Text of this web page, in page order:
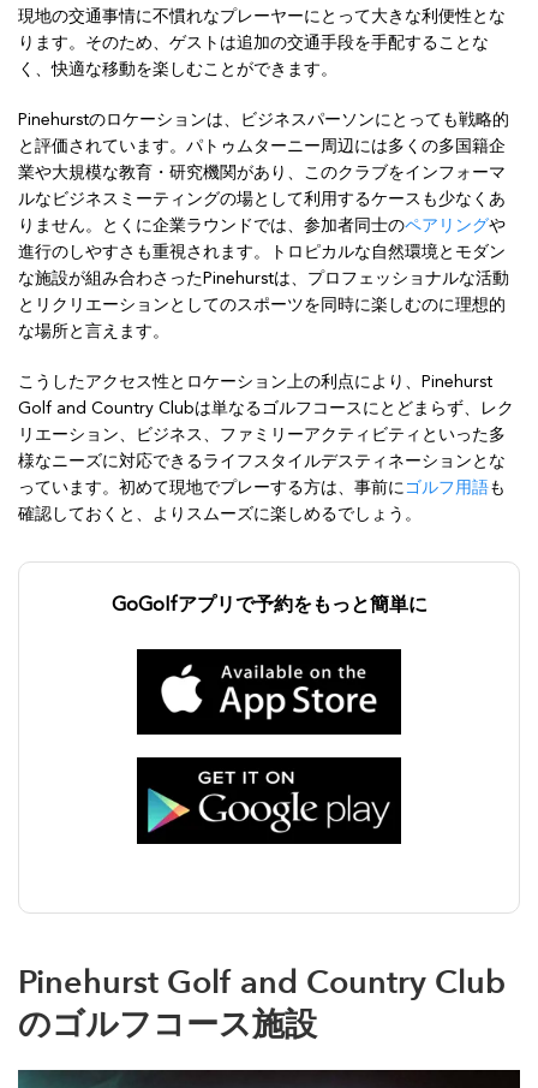
現地の交通事情に不慣れなプレーヤーにとって大きな利便性とな
ります。そのため、ゲストは追加の交通手段を手配することな
く、快適な移動を楽しむことができます。
Pinehurstのロケーションは、ビジネスパーソンにとっても戦略的
と評価されています。パトゥムターニー周辺には多くの多国籍企
業や大規模な教育・研究機関があり、このクラブをインフォーマ
ルなビジネスミーティングの場として利用するケースも少なくあ
りません。とくに企業ラウンドでは、参加者同士のペアリングや
進行のしやすさも重視されます。トロピカルな自然環境とモダン
な施設が組み合わさったPinehurstは、プロフェッショナルな活動
とリクリエーションとしてのスポーツを同時に楽しむのに理想的
な場所と言えます。
こうしたアクセス性とロケーション上の利点により、Pinehurst
Golf and Country Clubは単なるゴルフコースにとどまらず、レク
リエーション、ビジネス、ファミリーアクティビティといった多
様なニーズに対応できるライフスタイルデスティネーションとな
っています。初めて現地でプレーする方は、事前に ゴルフ用語も
確認しておくと、よりスムーズに楽しめるでしょう。
GoGolfアプリで予約をもっと簡単に
Pinehurst Golf and Country Club
のゴルフコース施設